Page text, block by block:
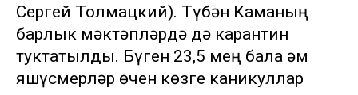
Сергей Толмацкий). Түбән Каманың
барлык мәктәпләрдә дә карантин
туктатылды. Бүген 23,5 мең бала һәм
яшүсмерләр өчен көзге каникуллар